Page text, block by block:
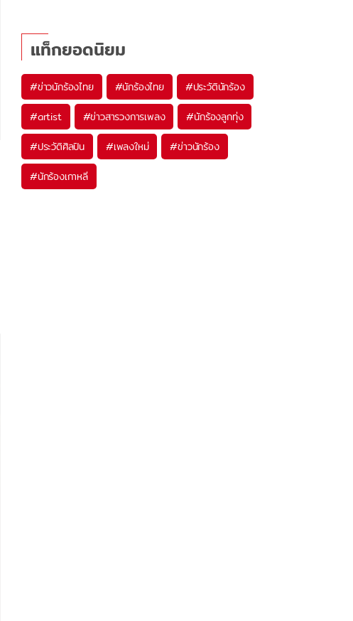
แท็กยอดนิยม
#ข่าวนักร้องไทย #นักร้องไทย #ประวัตินักร้อง
#artist #ข่าวสารวงการเพลง #นักร้องลูกทุ่ง
#ประวัติศิลปิน #เพลงใหม่ #ข่าวนักร้อง
#นักร้องเกาหลี